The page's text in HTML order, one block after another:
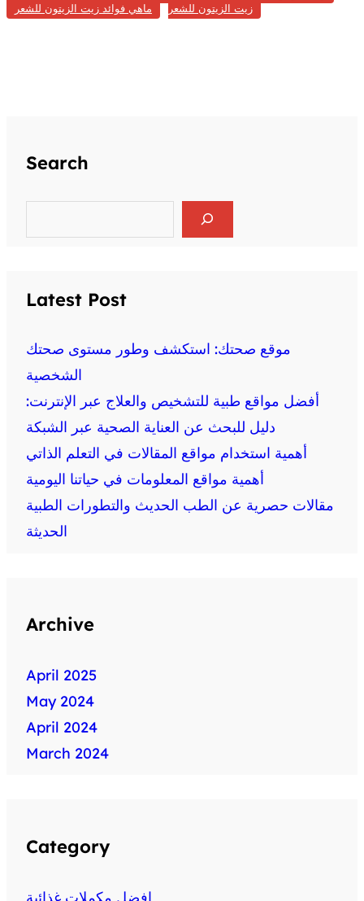
زيت الزيتون للشعر
ماهي فوائد زيت الزيتون للشعر
Search
a
Latest Post
موقع صحتك: استكشف وطور مستوى صحتك
الشخصية
أفضل مواقع طبية للتشخيص والعلاج عبر الإنترنت:
دليل للبحث عن العناية الصحية عبر الشبكة
أهمية استخدام مواقع المقالات في التعلم الذاتي
أهمية مواقع المعلومات في حياتنا اليومية
مقالات حصرية عن الطب الحديث والتطورات الطبية
الحديثة
Archive
April 2025
May 2024
April 2024
March 2024
Category
افضل مكملات غذائية